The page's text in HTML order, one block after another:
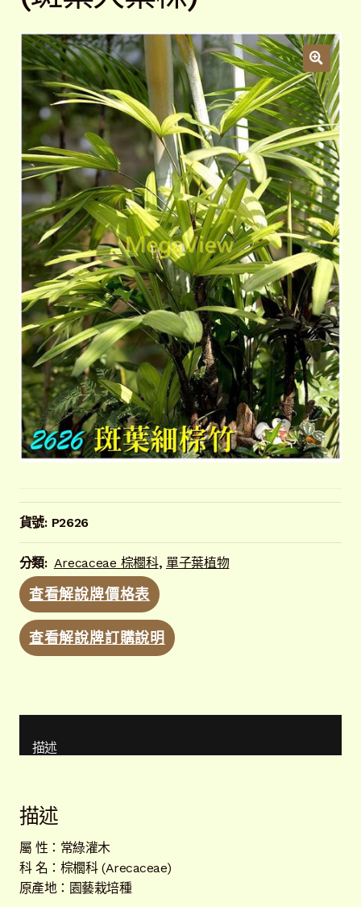
選
單
常見問題
展
開
子
選
單
客戶實績
展
開
子
選
單
貨號: P2626
分類: Arecaceae 棕櫚科, 單子葉植物
查看解說牌價格表
查看解說牌訂購說明
描述
描述
屬 性：常綠灌木
科 名：棕櫚科 (Arecaceae)
原產地：園藝栽培種